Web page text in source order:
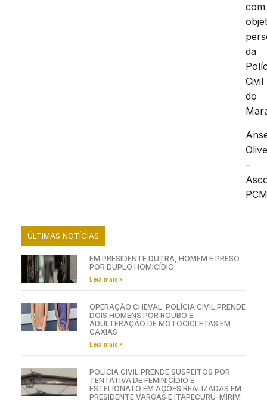
com
da
Civil
do
–
ÚLTIMAS NOTÍCIAS
EM PRESIDENTE DUTRA, HOMEM É PRESO
POR DUPLO HOMICÍDIO
Leia mais »
OPERAÇÃO CHEVAL: POLÍCIA CIVIL PRENDE
DOIS HOMENS POR ROUBO E
ADULTERAÇÃO DE MOTOCICLETAS EM
CAXIAS
Leia mais »
POLÍCIA CIVIL PRENDE SUSPEITOS POR
TENTATIVA DE FEMINICÍDIO E
ESTELIONATO EM AÇÕES REALIZADAS EM
PRESIDENTE VARGAS E ITAPECURU-MIRIM